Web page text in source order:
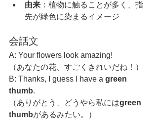
由来 ：植物に触ることが多く、指
先が緑色に染まるイメージ
会話文
A: Your flowers look amazing!
（あなたの花、すごくきれいだね！）
B: Thanks, I guess I have a green
thumb.
（ありがとう、どうやら私にはgreen
thumbがあるみたい。）